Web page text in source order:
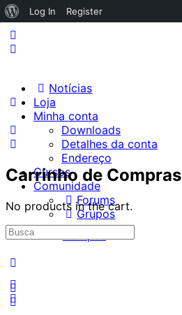
Log In Register
Notícias
Loja
Minha conta
Downloads
Detalhes da conta
Endereço
Cursos
Comunidade
Forums
Grupos
Campus
Carrinho de Compras
No products in the cart.